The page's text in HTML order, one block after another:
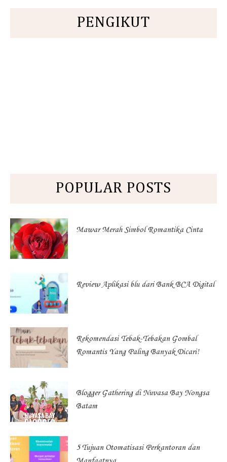
PENGIKUT
POPULAR POSTS
Mawar Merah Simbol Romantika Cinta
Review Aplikasi blu dari Bank BCA Digital
Rekomendasi Tebak-Tebakan Gombal
Romantis Yang Paling Banyak Dicari!
Blogger Gathering di Nuvasa Bay Nongsa
Batam
5 Tujuan Otomatisasi Perkantoran dan